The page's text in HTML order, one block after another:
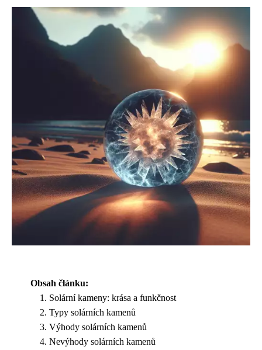
Obsah článku:
Solární kameny: krása a funkčnost
Typy solárních kamenů
Výhody solárních kamenů
Nevýhody solárních kamenů